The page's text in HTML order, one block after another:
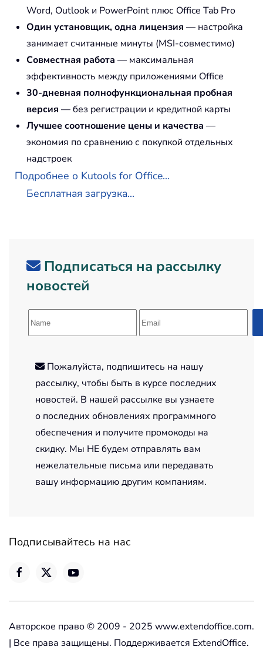
Word, Outlook и PowerPoint плюс Office Tab Pro
Один установщик, одна лицензия — настройка
занимает считанные минуты (MSI-совместимо)
Совместная работа — максимальная
эффективность между приложениями Office
30-дневная полнофункциональная пробная
версия — без регистрации и кредитной карты
Лучшее соотношение цены и качества —
экономия по сравнению с покупкой отдельных
надстроек
Подробнее о Kutools for Office...
Бесплатная загрузка...
Подписаться на рассылку
новостей
Пожалуйста, подпишитесь на нашу
рассылку, чтобы быть в курсе последних
новостей. В нашей рассылке вы узнаете
о последних обновлениях программного
обеспечения и получите промокоды на
скидку. Мы НЕ будем отправлять вам
нежелательные письма или передавать
вашу информацию другим компаниям.
Подписывайтесь на нас
Авторское право © 2009 - 2025 www.extendoffice.com.
| Все права защищены. Поддерживается ExtendOffice.